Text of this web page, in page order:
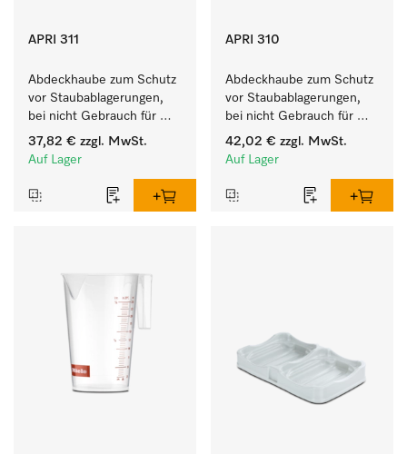
APRI 311
Abdeckhaube zum Schutz
vor Staubablagerungen,
bei nicht Gebrauch für
HM 16-83.
37,82 € zzgl. MwSt.
Auf Lager
APRI 310
Abdeckhaube zum Schutz
vor Staubablagerungen,
bei nicht Gebrauch für
HM 16-80.
42,02 € zzgl. MwSt.
Auf Lager